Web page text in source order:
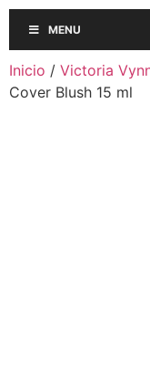
MENU
Inicio / Victoria
Cover Blush 15 ml